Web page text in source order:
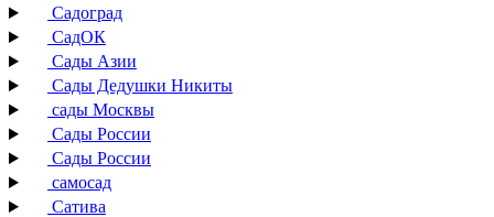
Садоград
СадОК
Сады Азии
Сады Дедушки Никиты
сады Москвы
Сады России
Сады России
самосад
Сатива